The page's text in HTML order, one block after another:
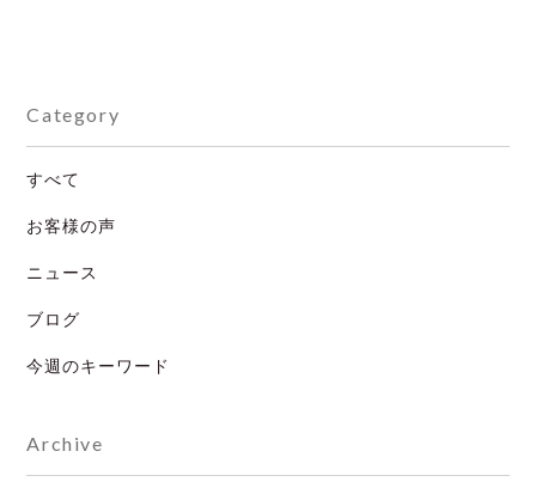
Category
すべて
お客様の声
ニュース
ブログ
今週のキーワード
Archive